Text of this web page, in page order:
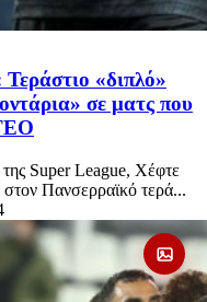
«διπλό»
σε ματς που
Super League, Χέφτε
Πανσερραϊκό τερά...